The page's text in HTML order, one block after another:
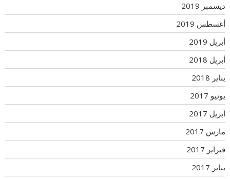
ديسمبر 2019
أغسطس 2019
أبريل 2019
أبريل 2018
يناير 2018
يونيو 2017
أبريل 2017
مارس 2017
فبراير 2017
يناير 2017